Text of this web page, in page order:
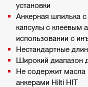
установки
Анкерная шпилька
капсулы с клеевым
использовании с
Нестандартные
Широкий диапазон
Не содержит масла
анкерами Hilti HIT